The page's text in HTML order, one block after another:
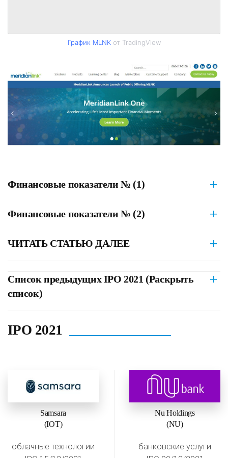
График MLNKот TradingView
Финансовые показатели № (1)
Финансовые показатели № (2)
ЧИТАТЬ СТАТЬЮ ДАЛЕЕ
Список предыдущих IPO 2021 (Раскрыть
список)
IPO 2021
Samsara
(IOT)
облачные технологии
Nu Holdings
(NU)
банковские услуги